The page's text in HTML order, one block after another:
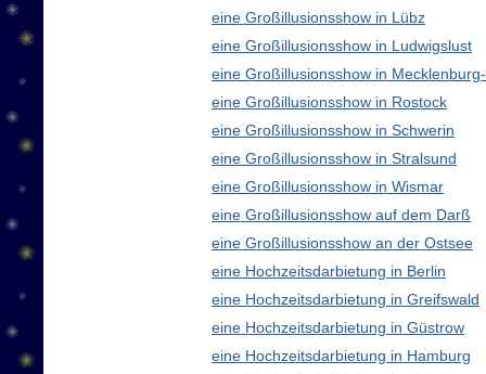
eine Großillusionsshow in Lübz
eine Großillusionsshow in Ludwigslust
eine Großillusionsshow in
eine Großillusionsshow in Rostock
eine Großillusionsshow in Schwerin
eine Großillusionsshow in Stralsund
eine Großillusionsshow in Wismar
eine Großillusionsshow auf dem Darß
eine Großillusionsshow an der Ostsee
eine Hochzeitsdarbietung in Berlin
eine Hochzeitsdarbietung in Greifswald
eine Hochzeitsdarbietung in Güstrow
eine Hochzeitsdarbietung in Hamburg